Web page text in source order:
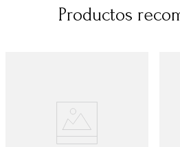
Productos